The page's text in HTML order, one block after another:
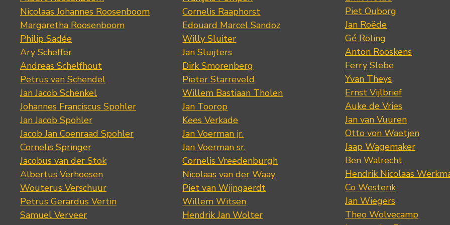
Nicolaas Johannes Roosenboom
Margaretha Roosenboom
Philip Sadée
Ary Scheffer
Andreas Schelfhout
Petrus van Schendel
Jan Jacob Schenkel
Johannes Franciscus Spohler
Jan Jacob Spohler
Jacob Jan Coenraad Spohler
Cornelis Springer
Jacobus van der Stok
Albertus Verhoesen
Wouterus Verschuur
Petrus Gerardus Vertin
Samuel Verveer
Cornelis Raaphorst
Edouard Marcel Sandoz
Willy Sluiter
Jan Sluijters
Dirk Smorenberg
Pieter Starreveld
Willem Bastiaan Tholen
Jan Toorop
Kees Verkade
Jan Voerman jr.
Jan Voerman sr.
Cornelis Vreedenburgh
Nicolaas van der Waay
Piet van Wijngaerdt
Willem Witsen
Hendrik Jan Wolter
Piet Ouborg
Jan Roëde
Gé Röling
Anton Rooskens
Ferry Slebe
Yvan Theys
Ernst Vijlbrief
Auke de Vries
Jan van Vuuren
Otto von Waetjen
Jaap Wagemaker
Ben Walrecht
Hendrik Nicolaas
Co Westerik
Jan Wiegers
Theo Wolvecamp